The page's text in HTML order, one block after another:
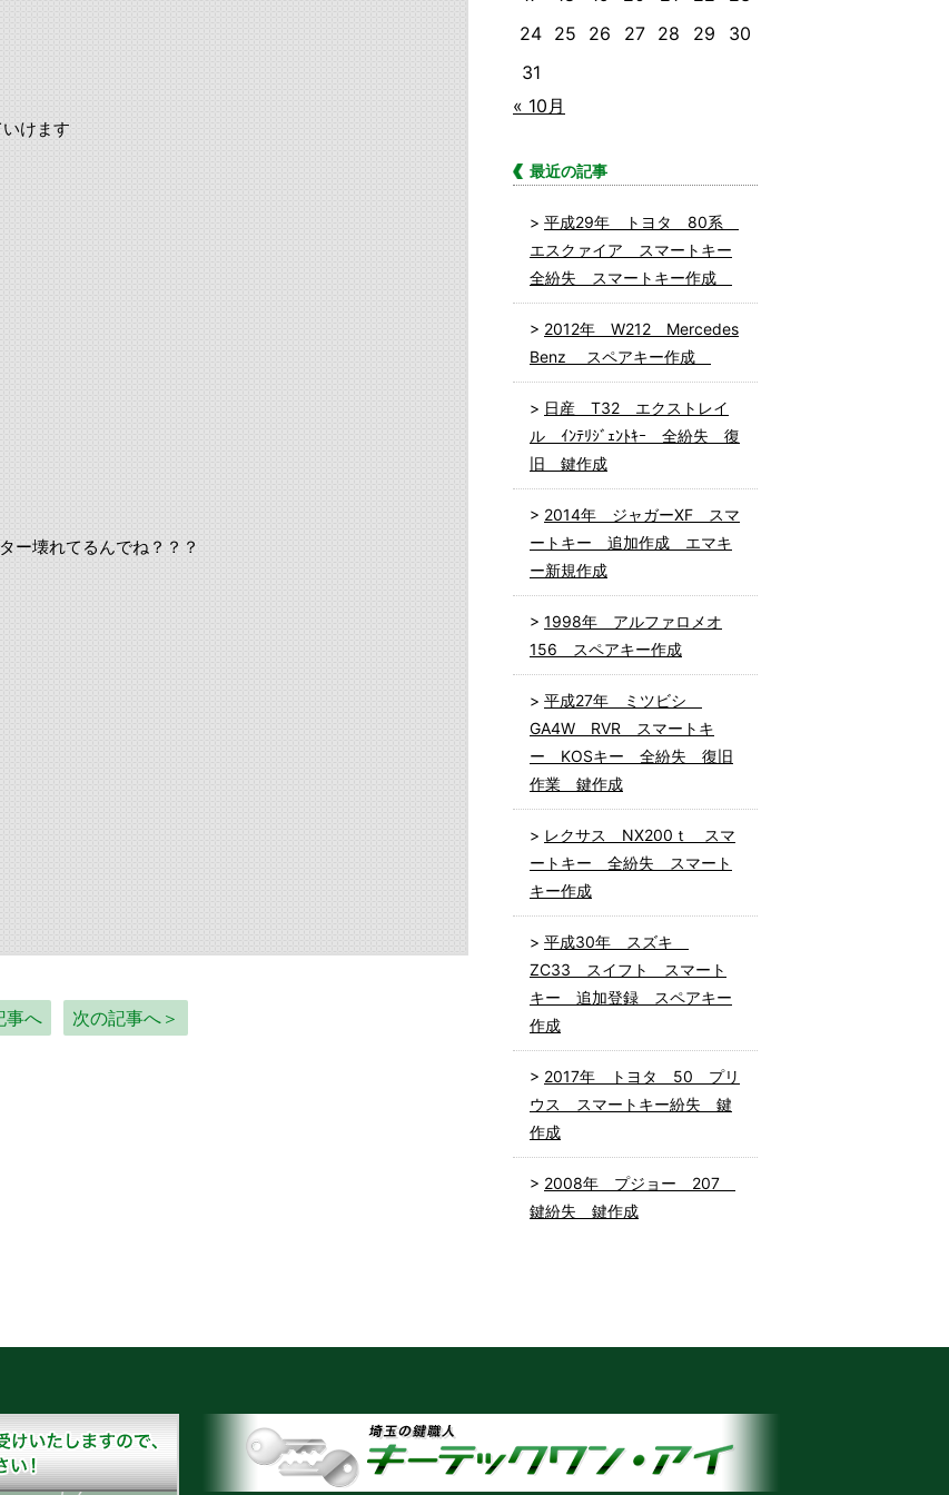
けます
ー壊れてるんでね？？？
事へ 次の記事へ＞
24 25 26 27 28 29
30
31
« 10月
最近の記事
平成29年 トヨタ 80系
エスクァイア スマートキー
全紛失 スマートキー作成
2012年 W212 Mercedes
Benz スペアキー作成
日産 T32 エクストレイ
ル ｲﾝﾃﾘｼﾞｪﾝﾄｷｰ 全紛失 復
旧 鍵作成
2014年 ジャガーXF スマ
ートキー 追加作成 エマキ
ー新規作成
1998年 アルファロメオ
156 スペアキー作成
平成27年 ミツビシ
GA4W RVR スマートキ
ー KOSキー 全紛失 復旧
作業 鍵作成
レクサス NX200ｔ スマ
ートキー 全紛失 スマート
キー作成
平成30年 スズキ
ZC33 スイフト スマート
キー 追加登録 スペアキー
作成
2017年 トヨタ 50 プリ
ウス スマートキー紛失 鍵
作成
2008年 プジョー 207
鍵紛失 鍵作成